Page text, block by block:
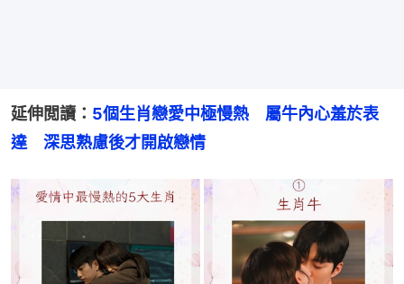
延伸閲讀： 5個生肖戀愛中極慢熱　屬牛內心羞於表
達　深思熟慮後才開啟戀情